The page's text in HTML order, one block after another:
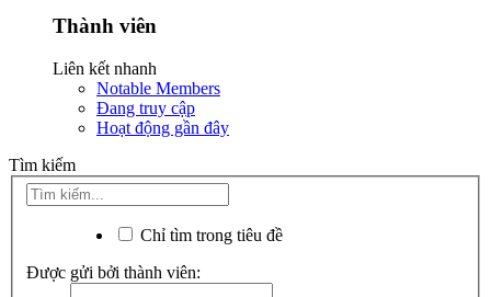
Thành viên
Liên kết nhanh
Notable Members
Đang truy cập
Hoạt động gần đây
Tìm kiếm
Chỉ tìm trong tiêu đề
Được gửi bởi thành viên: